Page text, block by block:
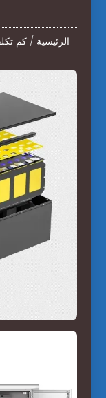
الرئيسية /كم